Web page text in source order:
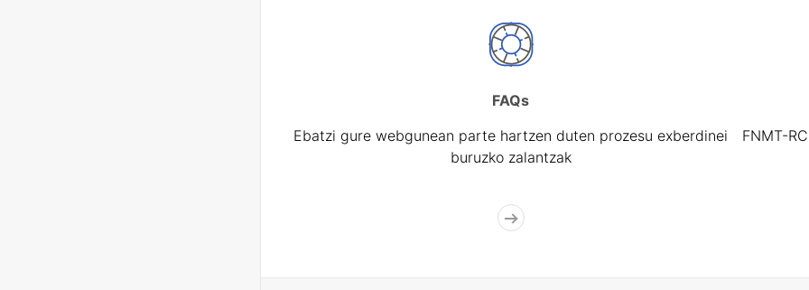
FAQs
Ebatzi gure webgunean parte hartzen duten prozesu exberdinei
buruzko zalantzak
FNMT-